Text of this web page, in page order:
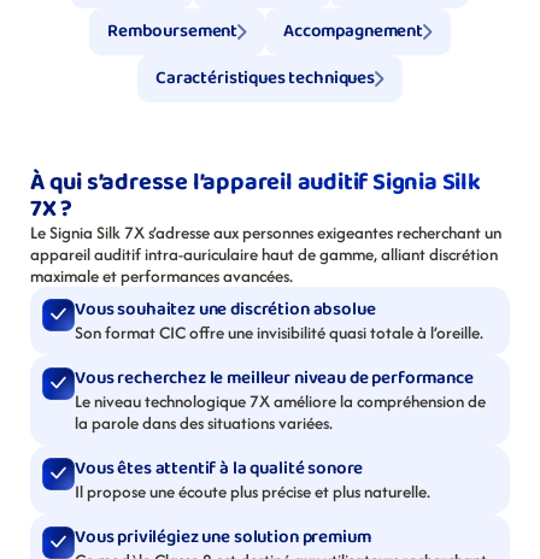
Remboursement
Accompagnement
Caractéristiques techniques
À qui s’adresse l’appareil auditif Signia Silk
7X ?
Le Signia Silk 7X s’adresse aux personnes exigeantes recherchant un
appareil auditif intra-auriculaire haut de gamme, alliant discrétion
maximale et performances avancées.
Vous souhaitez une discrétion absolue
Son format CIC offre une invisibilité quasi totale à l’oreille.
Vous recherchez le meilleur niveau de performance
Le niveau technologique 7X améliore la compréhension de
la parole dans des situations variées.
Vous êtes attentif à la qualité sonore
Il propose une écoute plus précise et plus naturelle.
Vous privilégiez une solution premium